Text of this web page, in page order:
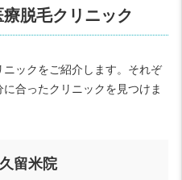
脱毛クリニック
ックをご紹介します。それぞ
合ったクリニックを見つけま
留米院